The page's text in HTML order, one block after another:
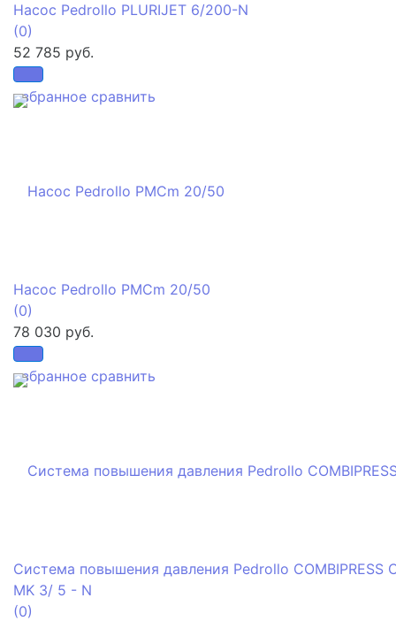
избранное сравнить
Насос Pedrollo PLURIJET 6/200-N
(0)
52 785 руб.
избранное сравнить
Насос Pedrollo PMCm 20/50
(0)
78 030 руб.
Система повышения давления Pedrollo COMBIPRESS
MK 3/ 5 - N
(0)